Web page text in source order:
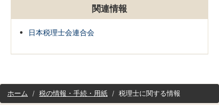
関連情報
日本税理士会連合会
サ
イホーム 税の情報・手続・用紙 税理士に関する情報